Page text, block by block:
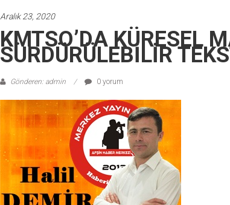
Aralık 23, 2020
KMTSO’DA KÜRESEL
SÜRDÜRÜLEBİLİR
Gönderen: admin 0 yorum